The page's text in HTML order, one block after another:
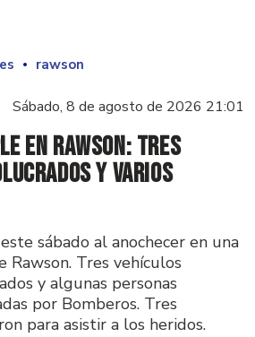
rawson
Sábado, 8 de agosto de 2026 21:01
en Rawson: tres
y varios
sábado al anochecer en una
Rawson. Tres vehículos
y algunas personas
por Bomberos. Tres
para asistir a los heridos.